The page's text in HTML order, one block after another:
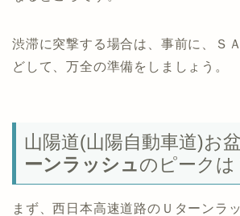
渋滞に突撃する場合は、事前に、Ｓ
どして、万全の準備をしましょう。
山陽道(山陽自動車道)お
ーンラッシュのピークは
まず、西日本高速道路のＵターンラ